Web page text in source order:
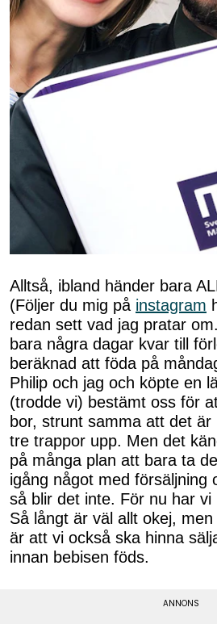
Alltså, ibland händer bara
(Följer du mig på instagram
redan sett vad jag pratar
bara några dagar kvar till
beräknad att föda på
Philip och jag och köpte en
(trodde vi) bestämt oss för
bor, strunt samma att det
tre trappor upp. Men det
på många plan att bara ta
igång något med försäljning
så blir det inte. För nu har vi
Så långt är väl allt okej,
är att vi också ska hinna
innan bebisen föds.